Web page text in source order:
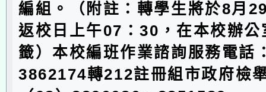
編組。（附註：轉學生將於8月
返校日上午07：30，在本校辦公
籤）本校編班作業諮詢服務電話
3862174轉212註冊組市政府檢